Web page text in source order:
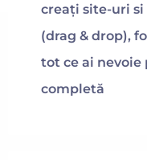
creați site-uri
(drag & drop),
tot ce ai
completă